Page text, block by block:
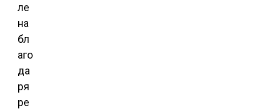
ле
на
бл
аго
да
ря
ре